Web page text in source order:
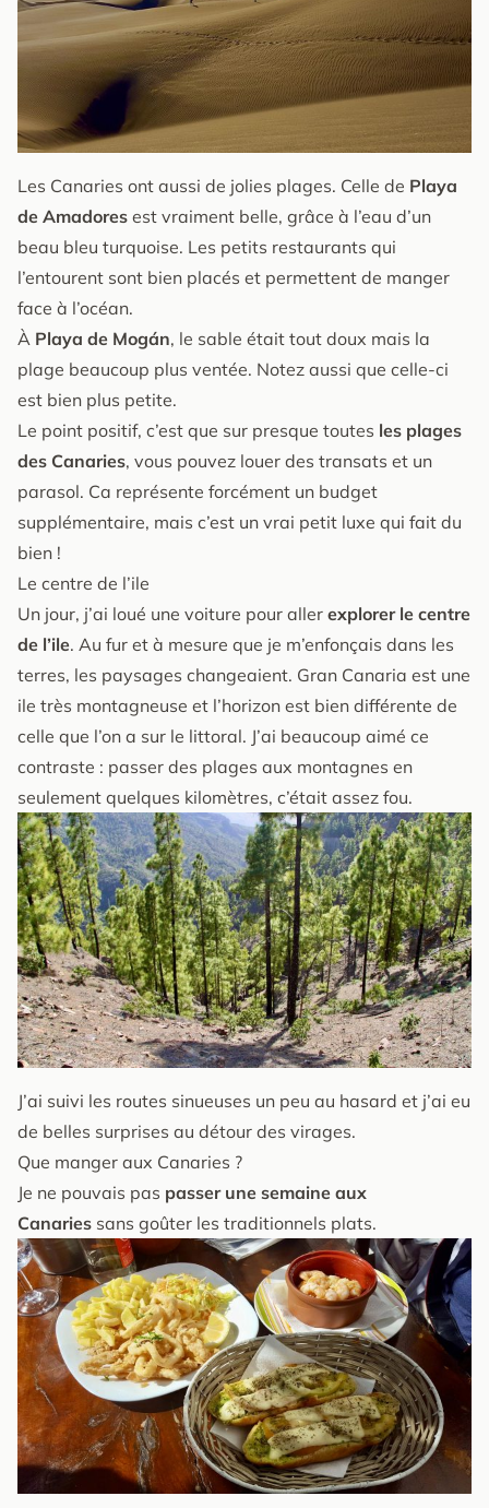
Les Canaries ont aussi de jolies plages. Celle de Playa
de Amadores est vraiment belle, grâce à l’eau d’un
beau bleu turquoise. Les petits restaurants qui
l’entourent sont bien placés et permettent de manger
face à l’océan.
À Playa de Mogán, le sable était tout doux mais la
plage beaucoup plus ventée. Notez aussi que celle-ci
est bien plus petite.
Le point positif, c’est que sur presque toutes les plages
des Canaries, vous pouvez louer des transats et un
parasol. Ca représente forcément un budget
supplémentaire, mais c’est un vrai petit luxe qui fait du
bien !
Le centre de l’ile
Un jour, j’ai loué une voiture pour aller explorer le centre
de l’ile. Au fur et à mesure que je m’enfonçais dans les
terres, les paysages changeaient. Gran Canaria est une
ile très montagneuse et l’horizon est bien différente de
celle que l’on a sur le littoral. J’ai beaucoup aimé ce
contraste : passer des plages aux montagnes en
seulement quelques kilomètres, c’était assez fou.
J’ai suivi les routes sinueuses un peu au hasard et j’ai eu
de belles surprises au détour des virages.
Que manger aux Canaries ?
Je ne pouvais pas passer une semaine aux
Canaries sans goûter les traditionnels plats.